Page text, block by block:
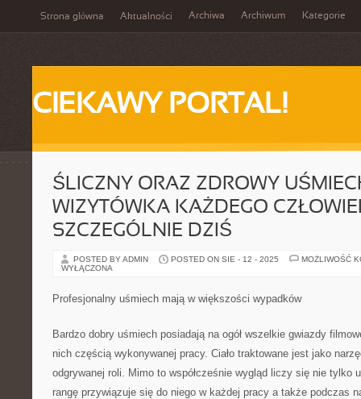
Strona główna Aktualności Archiwa Archiwum Kategorie
CIEKAWY PORTAL!
ŚLICZNY ORAZ ZDROWY
WIZYTÓWKA KAŻDEGO
SZCZEGÓLNIE DZIŚ
POSTED BY ADMIN POSTED ON SIE - 12 - 2025
MOŻLIWOŚĆ
WYŁĄCZONA
Profesjonalny uśmiech mają w większości wypadków
Bardzo dobry uśmiech posiadają na ogół wszelkie gwiazdy
nich częścią wykonywanej pracy. Ciało traktowane jest jako
odgrywanej roli. Mimo to współcześnie wygląd liczy się nie tylko
rangę przywiązuje się do niego w każdej pracy a także podczas